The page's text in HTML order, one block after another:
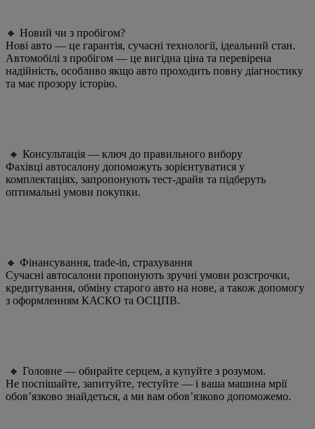
🔸 Новий чи з пробігом?
Нові авто — це гарантія, сучасні технології, ідеальний стан.
Автомобілі з пробігом — це вигідна ціна та перевірена
надійність, особливо якщо авто проходить повну діагностику
та має прозору історію.
🔸 Консультація — ключ до правильного вибору
Фахівці автосалону допоможуть зорієнтуватися у
комплектаціях, запропонують тест-драйв та підберуть
оптимальні умови покупки.
🔸 Фінансування, trade-in, страхування
Сучасні автосалони пропонують зручні умови розстрочки,
кредитування, обміну старого авто на нове, а також допомогу
з оформленням КАСКО та ОСЦПВ.
🔸 Головне — обирайте серцем, а купуйте з розумом.
Не поспішайте, запитуйте, тестуйте — і ваша машина мрії
обов’язково знайдеться, а ми вам обов’язково допоможемо.